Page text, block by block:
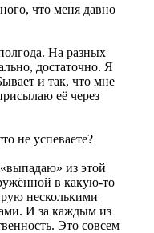
что меня давно
На разных
достаточно. Я
и так, что мне
её через
не успеваете?
из этой
в какую-то
несколькими
И за каждым из
Это совсем